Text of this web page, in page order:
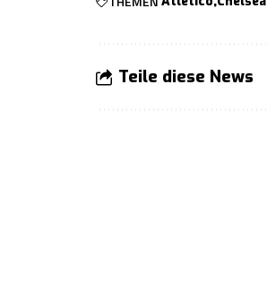
Teile diese News